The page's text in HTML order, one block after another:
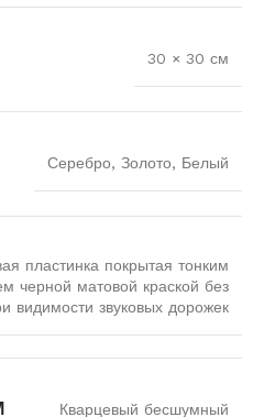
30 × 30 см
Серебро, Золото, Белый
пластинка покрытая тонким
черной матовой краской без
видимости звуковых дорожек
Кварцевый бесшумный